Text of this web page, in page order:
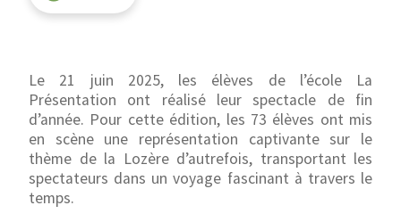
Le 21 juin 2025, les élèves de l’école La
Présentation ont réalisé leur spectacle de fin
d’année. Pour cette édition, les 73 élèves ont mis
en scène une représentation captivante sur le
thème de la Lozère d’autrefois, transportant les
spectateurs dans un voyage fascinant à travers le
temps.